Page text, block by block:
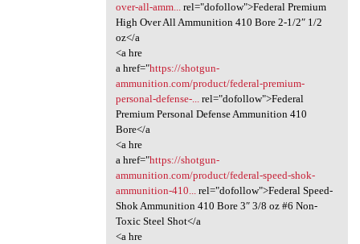
over-all-amm...rel="dofollow">Federal Premium
High Over All Ammunition 410 Bore 2-1/2″ 1/2
oz</a
<a hre
a href="https://shotgun-
ammunition.com/product/federal-premium-
personal-defense-...rel="dofollow">Federal
Premium Personal Defense Ammunition 410
Bore</a
<a hre
a href="https://shotgun-
ammunition.com/product/federal-speed-shok-
ammunition-410...rel="dofollow">Federal Speed-
Shok Ammunition 410 Bore 3″ 3/8 oz #6 Non-
Toxic Steel Shot</a
<a hre